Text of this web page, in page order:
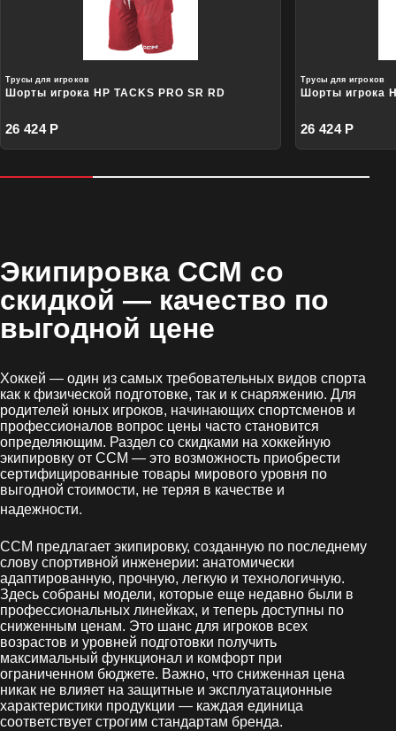
Трусы для игроков
Шорты игрока HP TACKS PRO SR RD
26 424 Р
Трусы для игроков
Шорты игрока
26 424 Р
Экипировка CCM со
скидкой — качество по
выгодной цене
Хоккей — один из самых требовательных видов спорта
как к физической подготовке, так и к снаряжению. Для
родителей юных игроков, начинающих спортсменов и
профессионалов вопрос цены часто становится
определяющим. Раздел со скидками на хоккейную
экипировку от CCM — это возможность приобрести
сертифицированные товары мирового уровня по
выгодной стоимости, не теряя в качестве и
надежности.
CCM предлагает экипировку, созданную по последнему
слову спортивной инженерии: анатомически
адаптированную, прочную, легкую и технологичную.
Здесь собраны модели, которые еще недавно были в
профессиональных линейках, и теперь доступны по
сниженным ценам. Это шанс для игроков всех
возрастов и уровней подготовки получить
максимальный функционал и комфорт при
ограниченном бюджете. Важно, что сниженная цена
никак не влияет на защитные и эксплуатационные
характеристики продукции — каждая единица
соответствует строгим стандартам бренда.